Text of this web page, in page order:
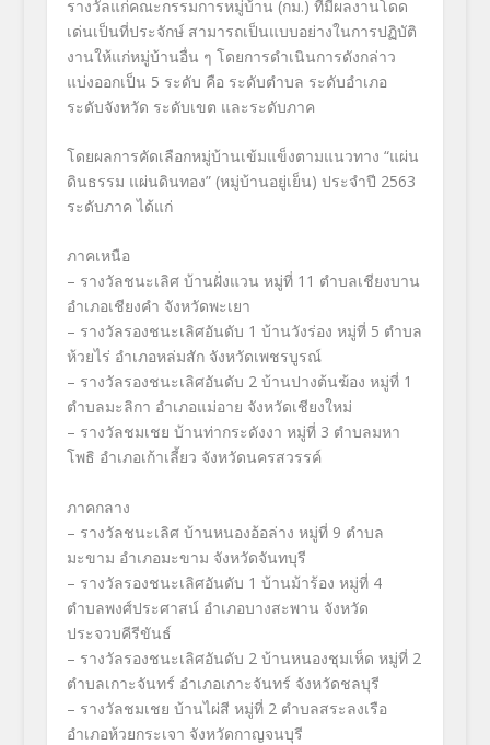
รางวัลแก่คณะกรรมการหมู่บ้าน (กม.) ที่มีผลงานโดด
เด่นเป็นที่ประจักษ์ สามารถเป็นแบบอย่างในการปฏิบัติ
งานให้แก่หมู่บ้านอื่น ๆ โดยการดำเนินการดังกล่าว
แบ่งออกเป็น 5 ระดับ คือ ระดับตำบล ระดับอำเภอ
ระดับจังหวัด ระดับเขต และระดับภาค
โดยผลการคัดเลือกหมู่บ้านเข้มแข็งตามแนวทาง “แผ่น
ดินธรรม แผ่นดินทอง” (หมู่บ้านอยู่เย็น) ประจำปี 2563
ระดับภาค ได้แก่
ภาคเหนือ
– รางวัลชนะเลิศ บ้านฝั่งแวน หมู่ที่ 11 ตำบลเชียงบาน
อำเภอเชียงคำ จังหวัดพะเยา
– รางวัลรองชนะเลิศอันดับ 1 บ้านวังร่อง หมู่ที่ 5 ตำบล
ห้วยไร่ อำเภอหล่มสัก จังหวัดเพชรบูรณ์
– รางวัลรองชนะเลิศอันดับ 2 บ้านปางต้นฆ้อง หมู่ที่ 1
ตำบลมะลิกา อำเภอแม่อาย จังหวัดเชียงใหม่
– รางวัลชมเชย บ้านท่ากระดังงา หมู่ที่ 3 ตำบลมหา
โพธิ อำเภอเก้าเลี้ยว จังหวัดนครสวรรค์
ภาคกลาง
– รางวัลชนะเลิศ บ้านหนองอ้อล่าง หมู่ที่ 9 ตำบล
มะขาม อำเภอมะขาม จังหวัดจันทบุรี
– รางวัลรองชนะเลิศอันดับ 1 บ้านม้าร้อง หมู่ที่ 4
ตำบลพงศ์ประศาสน์ อำเภอบางสะพาน จังหวัด
ประจวบคีรีขันธ์
– รางวัลรองชนะเลิศอันดับ 2 บ้านหนองชุมเห็ด หมู่ที่ 2
ตำบลเกาะจันทร์ อำเภอเกาะจันทร์ จังหวัดชลบุรี
– รางวัลชมเชย บ้านไผ่สี หมู่ที่ 2 ตำบลสระลงเรือ
อำเภอห้วยกระเจา จังหวัดกาญจนบุรี